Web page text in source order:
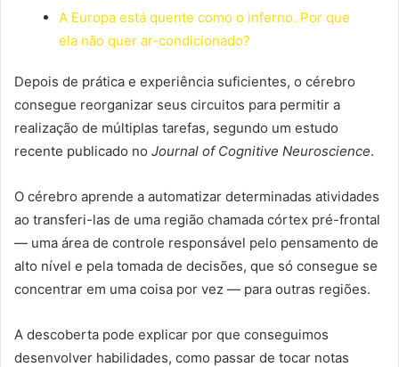
A Europa está quente como o inferno. Por que
ela não quer ar-condicionado?
Depois de prática e experiência suficientes, o cérebro
consegue reorganizar seus circuitos para permitir a
realização de múltiplas tarefas, segundo um estudo
recente publicado no Journal of Cognitive Neuroscience.
O cérebro aprende a automatizar determinadas atividades
ao transferi-las de uma região chamada córtex pré-frontal
— uma área de controle responsável pelo pensamento de
alto nível e pela tomada de decisões, que só consegue se
concentrar em uma coisa por vez — para outras regiões.
A descoberta pode explicar por que conseguimos
desenvolver habilidades, como passar de tocar notas